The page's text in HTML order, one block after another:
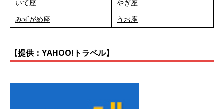
いて座
やぎ座
みずがめ座
うお座
【提供：YAHOO!トラベル】